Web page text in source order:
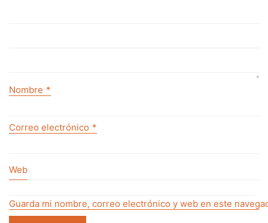
Nombre *
Correo electrónico *
Web
Guarda mi nombre, correo electrónico y web en este